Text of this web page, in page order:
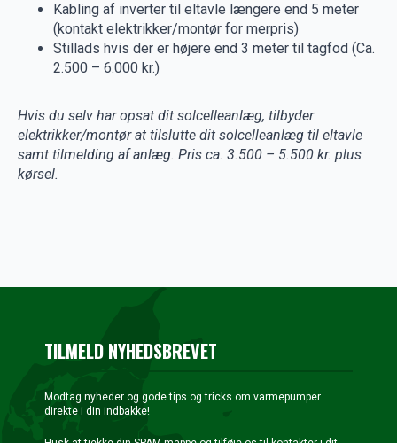
Kabling af inverter til eltavle længere end 5 meter
(kontakt elektrikker/montør for merpris)
Stillads hvis der er højere end 3 meter til tagfod (Ca.
2.500 – 6.000 kr.)
Hvis du selv har opsat dit solcelleanlæg, tilbyder
elektrikker/montør at tilslutte dit solcelleanlæg til eltavle
samt tilmelding af anlæg. Pris ca. 3.500 – 5.500 kr. plus
kørsel.
TILMELD NYHEDSBREVET
Modtag nyheder og gode tips og tricks om varmepumper
direkte i din indbakke!